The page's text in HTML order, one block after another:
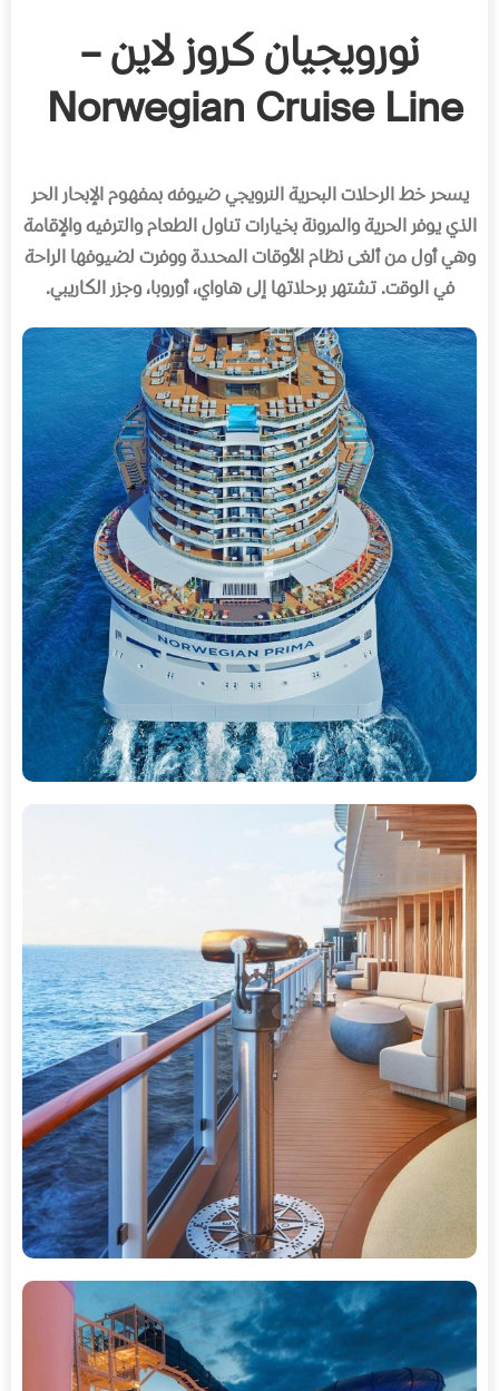
نورويجيان كروز لاين –
Norwegian Cruise Line
يسحر خط الرحلات البحرية النرويجي ضيوفه بمفهوم الإبحار الحر
الذي يوفر الحرية والمرونة بخيارات تناول الطعام والترفيه والإقامة
وهي أول من ألغى نظام الأوقات المحددة ووفرت لضيوفها الراحة
في الوقت.تشتهر برحلاتها إلى هاواي، أوروبا، وجزر الكاريبي.